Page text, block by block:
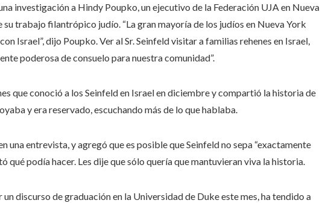
investigación a Hindy Poupko, un ejecutivo de la Federación UJA en Nueva
su trabajo filantrópico judío. “La gran mayoría de los judíos en Nueva York
Israel”, dijo Poupko. Ver al Sr. Seinfeld visitar a familias rehenes en Israel,
poderosa de consuelo para nuestra comunidad”.
que conoció a los Seinfeld en Israel en diciembre y compartió la historia de
y era reservado, escuchando más de lo que hablaba.
una entrevista, y agregó que es posible que Seinfeld no sepa “exactamente
qué podía hacer. Les dije que sólo quería que mantuvieran viva la historia.
discurso de graduación en la Universidad de Duke este mes, ha tendido a